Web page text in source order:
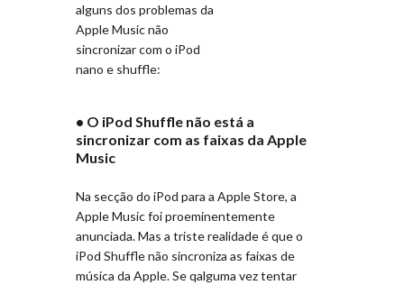
alguns dos problemas da
Apple Music não
sincronizar com o iPod
nano e shuffle:
• O iPod Shuffle não está a
sincronizar com as faixas da Apple
Music
Na secção do iPod para a Apple Store, a
Apple Music foi proeminentemente
anunciada. Mas a triste realidade é que o
iPod Shuffle não sincroniza as faixas de
música da Apple. Se qalguma vez tentar